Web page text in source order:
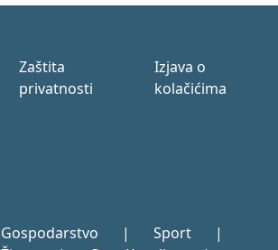
Zaštita
privatnosti
Izjava o
kolačićima
Gospodarstvo | Sport
|